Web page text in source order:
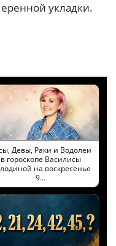
укладки.
Девы, Раки и Водолеи
в гороскопе Василисы
на воскресенье
9…